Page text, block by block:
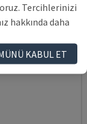
Tercihlerinizi
hakkında daha
KABUL ET